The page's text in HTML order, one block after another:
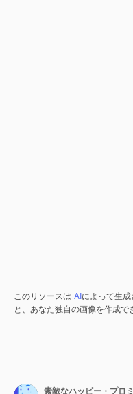
このリソースは AIによって生成
と、あなた独自の画像を作成で
素敵なハッピー・プロ